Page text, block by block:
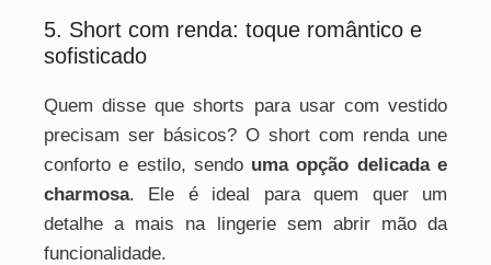
5. Short com renda: toque romântico e
sofisticado
Quem disse que shorts para usar com vestido
precisam ser básicos? O short com renda une
conforto e estilo, sendo uma opção delicada e
charmosa. Ele é ideal para quem quer um
detalhe a mais na lingerie sem abrir mão da
funcionalidade.